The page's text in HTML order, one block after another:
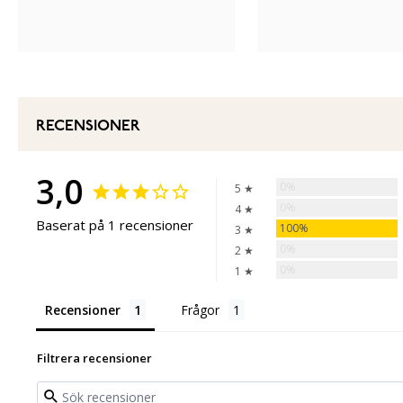
RECENSIONER
3,0
Baserat på 1 recensioner
5 ★
4 ★
3 ★
100%
2 ★
1 ★
Recensioner Frågor
Filtrera recensioner